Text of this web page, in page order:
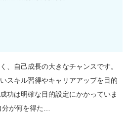
、自己成長の大きなチャンスです。
スキル習得やキャリアアップを目的
功は明確な目的設定にかかっていま
分が何を得た…